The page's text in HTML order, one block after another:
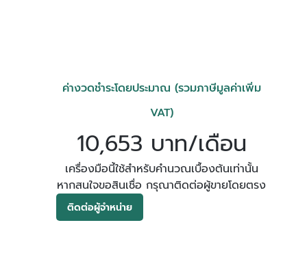
ค่างวดชำระโดยประมาณ (รวมภาษีมูลค่าเพิ่ม
VAT)
10,653 บาท/เดือน
เครื่องมือนี้ใช้สำหรับคำนวณเบื้องต้นเท่านั้น
หากสนใจขอสินเชื่อ กรุณาติดต่อผู้ขายโดยตรง
ติดต่อผู้จำหน่าย